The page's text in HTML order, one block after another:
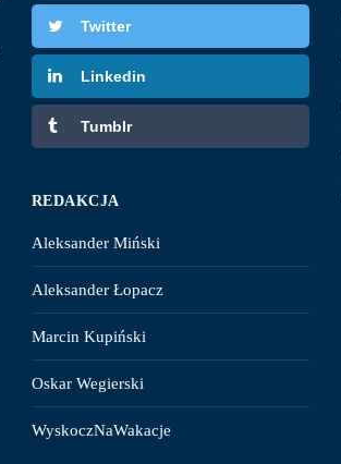
Twitter
Linkedin
Tumblr
REDAKCJA
Aleksander Miński
Aleksander Łopacz
Marcin Kupiński
Oskar Wegierski
WyskoczNaWakacje